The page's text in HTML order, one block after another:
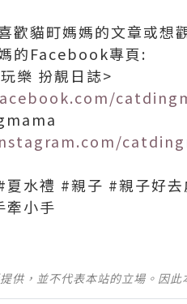
歡貓町媽媽的文章或想
的Facebook專頁:
樂 扮靚日誌>
夏水禮 #親子 #親子好
牽小手
供，並不代表本站的立場。因